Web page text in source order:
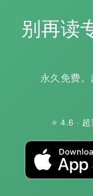
别再读
永久免费
⭐ 4.6 ·